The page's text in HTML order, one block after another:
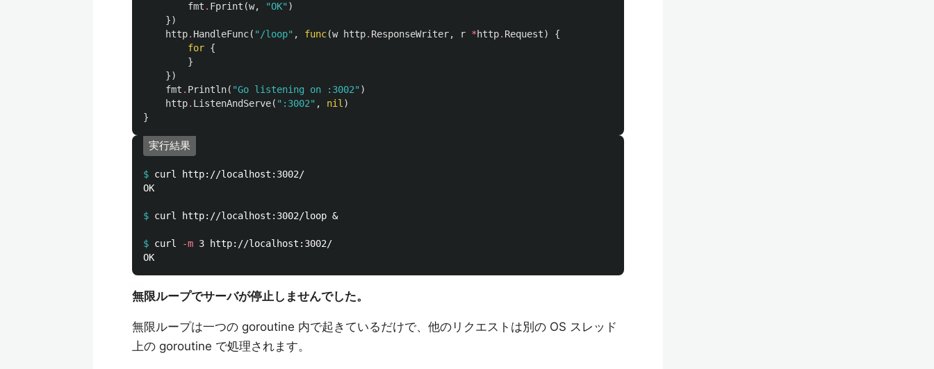
fmt . Fprint (w, "OK" )
})
http. HandleFunc( "/loop" , func(w http. ResponseWriter, r *http. Request)
{
for {
}
})
fmt . Println( "Go listening on :3002" )
http. ListenAndServe( ":3002" , nil )
}
実行結果
$
OK
$
$ curl -m
無限ループでサーバが停止しませんでした。
無限ループは一つの goroutine 内で起きているだけで、他のリクエストは別の OS スレッド
上の goroutine で処理されます。